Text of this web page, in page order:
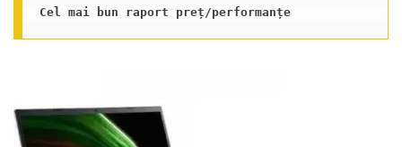
Cel mai bun raport preț/performanțe